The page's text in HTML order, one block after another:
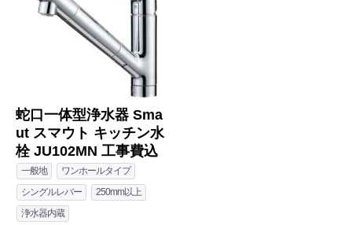
蛇口一体型浄水器 Sma
ut スマウト キッチン水
栓 JU102MN 工事費込
一般地
ワンホールタイプ
シングルレバー
250mm以上
浄水器内蔵